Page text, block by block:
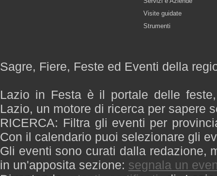
Visite guidate
Strumenti
Sagre, Fiere, Feste ed Eventi della
Lazio in Festa è il portale delle
Lazio, un motore di ricerca per sapere
RICERCA: Filtra gli eventi per
Con il calendario puoi selezionare gli
Gli eventi sono curati dalla redazione,
in un'apposita sezione: segnala un